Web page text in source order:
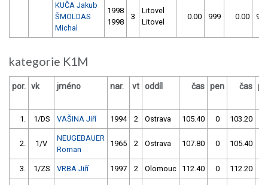
KUČA Jakub
ŠMOLDAS
Michal
1998
1998
3
Litovel
Litovel
0.00 999 0.00 999
kategorie K1M
por. vk jméno nar. vt oddíl čas pen čas
1. 1/DS VAŠINA Jiří 1994 2 Ostrava 105.40 0 103.20
2. 1/V
NEUGEBAUER
Roman
1965 2 Ostrava 107.80 0 105.40
3. 1/ZS VRBA Jiří 1997 2 Olomouc 112.40 0 112.20